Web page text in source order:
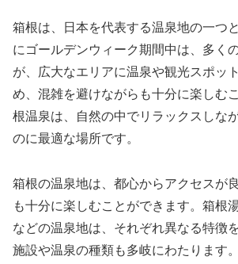
箱根は、日本を代表する温泉地の一つ
にゴールデンウィーク期間中は、多く
が、広大なエリアに温泉や観光スポッ
め、混雑を避けながらも十分に楽しむ
根温泉は、自然の中でリラックスしな
のに最適な場所です。
箱根の温泉地は、都心からアクセスが
も十分に楽しむことができます。箱根
などの温泉地は、それぞれ異なる特徴
施設や温泉の種類も多岐にわたります